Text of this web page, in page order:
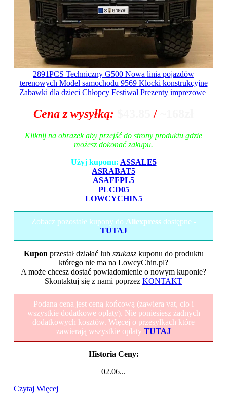
2891PCS Techniczny G500 Nowa linia pojazdów
terenowych Model samochodu 9569 Klocki konstrukcyjne
Zabawki dla dzieci Chłopcy Festiwal Prezenty imprezowe
Cena z wysyłką: /
Kliknij na obrazek aby przejść do strony produktu gdzie
możesz dokonać zakupu.
Użyj kuponu: ASSALE5
ASRABAT5
ASAFFPL5
PLCD05
LOWCYCHIN5
Zobacz pozostałe kupony do Aliexpressdostępne -
TUTAJ
Kupon przestał działać lub szukaszkuponu do produktu
którego nie ma na LowcyChin.pl?
A może chcesz dostać powiadomienie o nowym kuponie?
Skontaktuj się z nami poprzez KONTAKT
Podana cena jest ceną końcową (zawiera vat, cło i
wszystkie dodatkowe opłaty). Nie poniesiesz żadnych
dodatkowych kosztów. Więcej o przesyłkach które
zawierają wszystkie opłaty TUTAJ
Historia Ceny:
02.06...
Czytaj Więcej